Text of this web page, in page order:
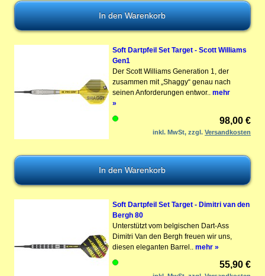
Soft Dartpfeil Set Target - Scott Williams
Gen1
Der Scott Williams Generation 1, der
zusammen mit „Shaggy“ genau nach
seinen Anforderungen entwor.. mehr
»
98,00 €
inkl. MwSt, zzgl.Versandkosten
Soft Dartpfeil Set Target - Dimitri van den
Bergh 80
Unterstützt vom belgischen Dart-Ass
Dimitri Van den Bergh freuen wir uns,
diesen eleganten Barrel.. mehr »
55,90 €